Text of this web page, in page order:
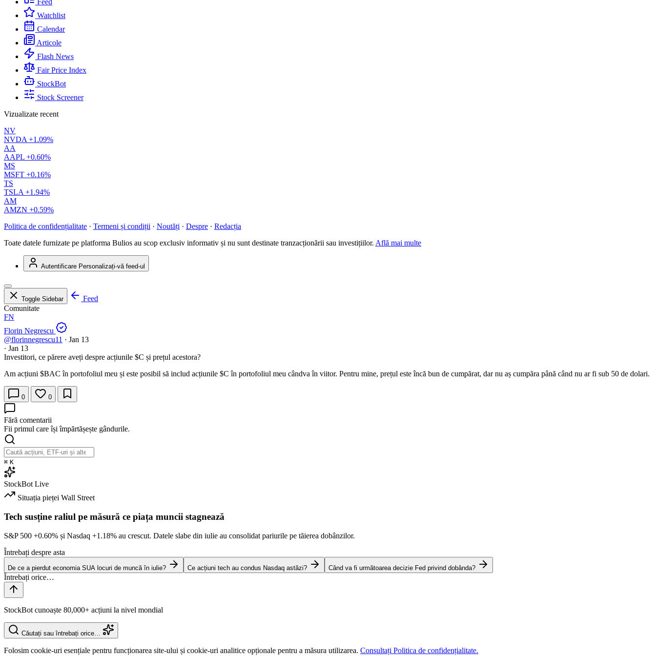
Feed
Watchlist
Calendar
Articole
Flash News
Fair Price Index
StockBot
Stock Screener
Vizualizate recent
NV
NVDA +1.09%
AA
AAPL +0.60%
MS
MSFT +0.16%
TS
TSLA +1.94%
AM
AMZN +0.59%
Politica de confidențialitate · Termeni și condiții · Noutăți · Despre · Redacția
Toate datele furnizate pe platforma Bulios au scop exclusiv informativ și nu sunt destinate tranzacționării sau investițiilor. Află mai multe
Autentificare Personalizați-vă feed-ul
Toggle Sidebar
Feed
Comunitate
FN
Florin Negrescu
@florinnegrescu11 · Jan 13
· Jan 13
Investitori, ce părere aveți despre acțiunile $C și prețul acestora?
Am acțiuni $BAC în portofoliul meu și este posibil să includ acțiunile $C în portofoliul meu cândva în viitor. Pentru mine, prețul este încă bun de cumpărat, dar nu aș cumpăra până când nu ar fi sub 50 de dolari.
0 0
Fără comentarii
Fii primul care își împărtășește gândurile.
⌘ K
StockBot Live
Situația pieței Wall Street
Tech susține raliul pe măsură ce piața muncii stagnează
S&P 500 +0.60% și Nasdaq +1.18% au crescut. Datele slabe din iulie au consolidat pariurile pe tăierea dobânzilor.
Întrebați despre asta
De ce a pierdut economia SUA locuri de muncă în iulie? Ce acțiuni tech au condus Nasdaq astăzi? Când va fi următoarea decizie Fed privind dobânda?
StockBot cunoaște 80,000+ acțiuni la nivel mondial
Căutați sau întrebați orice…
Folosim cookie-uri esențiale pentru funcționarea site-ului și cookie-uri analitice opționale pentru a măsura utilizarea. Consultați Politica de confidențialitate.